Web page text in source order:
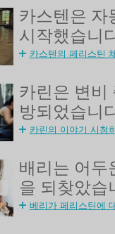
카스텐은 자
시작했습니
카스텐의 페리스틴
카린은 변비
방되었습니
카린의 이야기 시청
배리는 어두
을 되찾았습
베리가 페리스틴에